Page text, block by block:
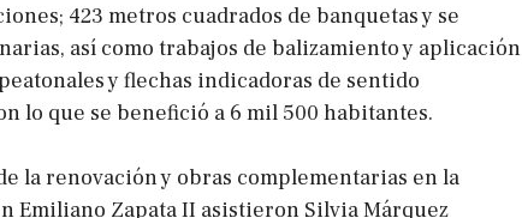
423 metros cuadrados de banquetas y se
así como trabajos de balizamiento y aplicación
y flechas indicadoras de sentido
lo que se benefició a 6 mil 500 habitantes.
la renovación y obras complementarias en la
Emiliano Zapata II asistieron Silvia Márquez